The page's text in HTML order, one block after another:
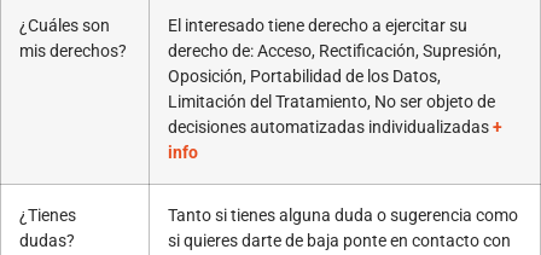
¿Cuáles son
mis derechos?
El interesado tiene derecho a ejercitar su
derecho de: Acceso, Rectificación, Supresión,
Oposición, Portabilidad de los Datos,
Limitación del Tratamiento, No ser objeto de
decisiones automatizadas individualizadas+
info
¿Tienes
dudas?
Tanto si tienes alguna duda o sugerencia como
si quieres darte de baja ponte en contacto con